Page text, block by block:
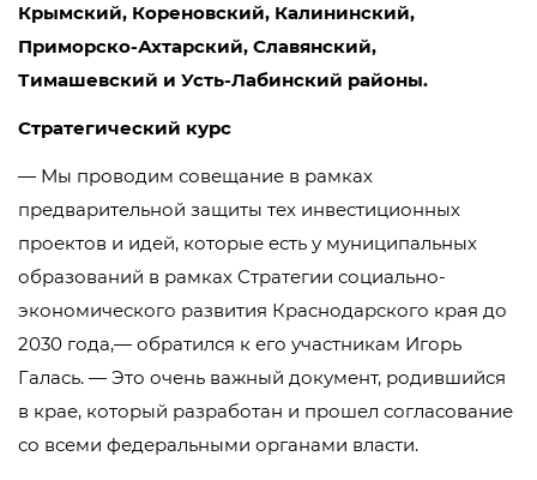
Крымский, Кореновский, Калининский,
Приморско-Ахтарский, Славянский,
Тимашевский и Усть-Лабинский районы.
Стратегический курс
— Мы проводим совещание в рамках
предварительной защиты тех инвестиционных
проектов и идей, которые есть у муниципальных
образований в рамках Стратегии социально-
экономического развития Краснодарского края до
2030 года,— обратился к его участникам Игорь
Галась. — Это очень важный документ, родившийся
в крае, который разработан и прошел согласование
со всеми федеральными органами власти.